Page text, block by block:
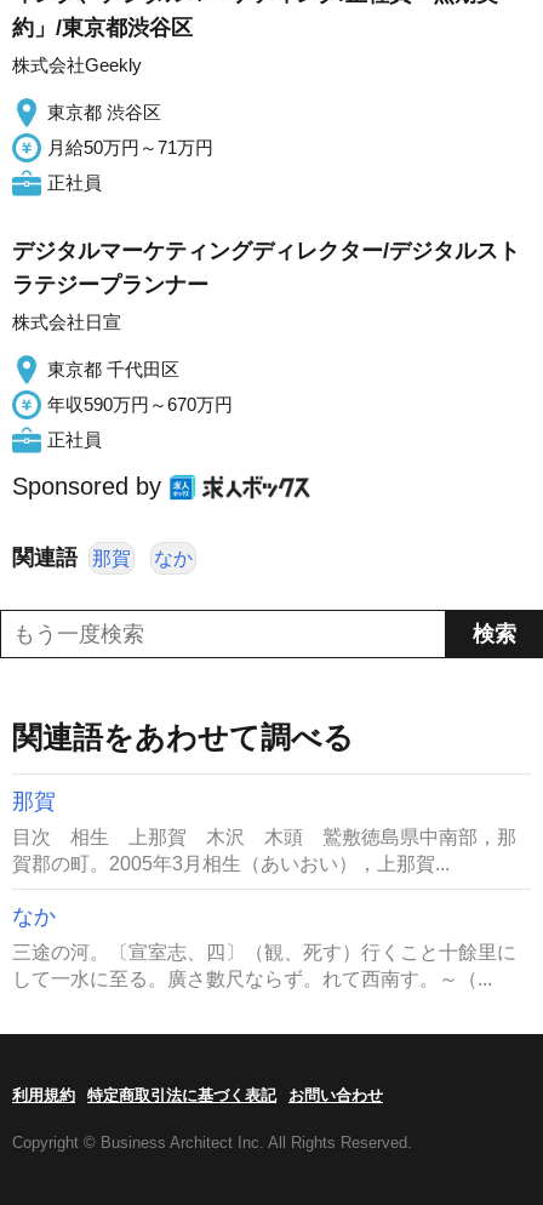
約」/東京都渋谷区
株式会社Geekly
東京都 渋谷区
月給50万円～71万円
正社員
デジタルマーケティングディレクター/デジタルスト
ラテジープランナー
株式会社日宣
東京都 千代田区
年収590万円～670万円
正社員
Sponsored by
関連語 那賀 なか
関連語をあわせて調べる
那賀
目次 相生 上那賀 木沢 木頭 鷲敷徳島県中南部，那
賀郡の町。2005年3月相生（あいおい），上那賀...
なか
三途の河。〔宣室志、四〕（観、死す）行くこと十餘里に
して一水に至る。廣さ數尺ならず。れて西南す。～（...
利用規約 特定商取引法に基づく表記 お問い合わせ
Copyright © Business Architect Inc. All Rights Reserved.